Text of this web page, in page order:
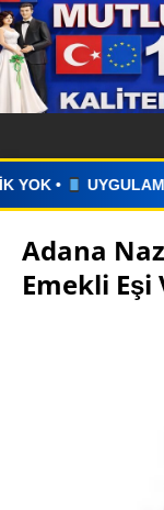
• ZAMAN
Adana
Emekli